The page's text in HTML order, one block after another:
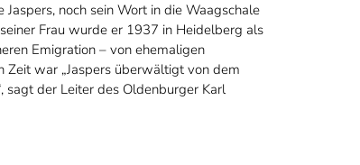
noch sein Wort in die Waagschale
Frau wurde er 1937 in Heidelberg als
Emigration – von ehemaligen
war „Jaspers überwältigt von dem
sagt der Leiter des Oldenburger Karl